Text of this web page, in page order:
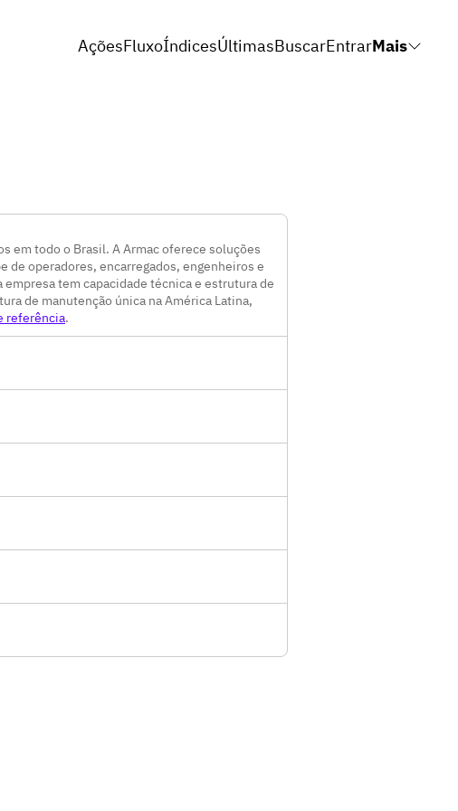
AçõesFluxoÍndicesÚltimasBuscarEntrarMais
em todo o Brasil. A Armac oferece soluções
de operadores, encarregados, engenheiros e
tem capacidade técnica e estrutura de
de manutenção única na América Latina,
referência.